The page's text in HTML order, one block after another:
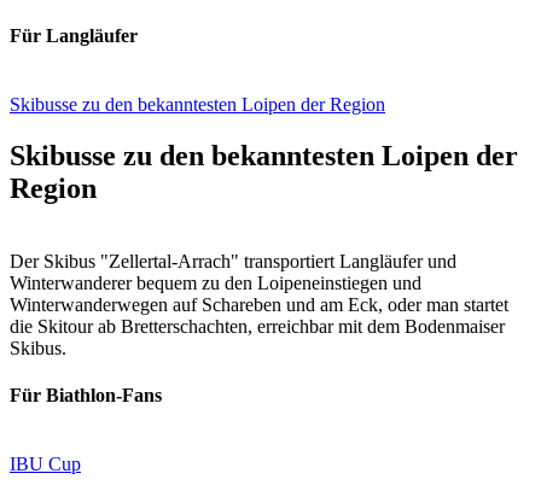
Für Langläufer
Skibusse zu den bekanntesten Loipen der Region
Skibusse zu den bekanntesten Loipen der
Region
Der Skibus "Zellertal-Arrach" transportiert Langläufer und
Winterwanderer bequem zu den Loipeneinstiegen und
Winterwanderwegen auf Schareben und am Eck, oder man startet
die Skitour ab Bretterschachten, erreichbar mit dem Bodenmaiser
Skibus.
Für Biathlon-Fans
IBU Cup